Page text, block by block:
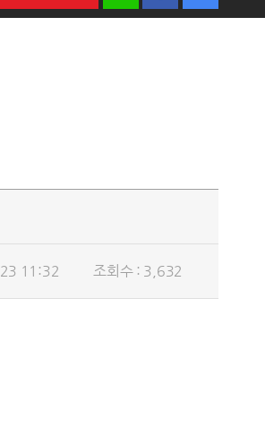
11:32 조회수 : 3,632